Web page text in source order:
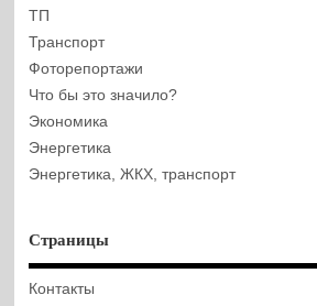
ТП
Транспорт
Фоторепортажи
Что бы это значило?
Экономика
Энергетика
Энергетика, ЖКХ, транспорт
Страницы
Контакты